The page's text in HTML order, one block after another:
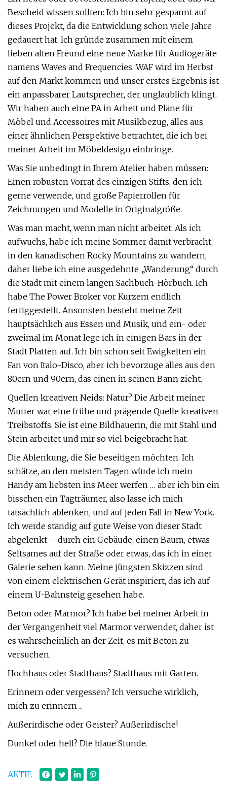
Bescheid wissen sollten: Ich bin sehr gespannt auf
dieses Projekt, da die Entwicklung schon viele Jahre
gedauert hat. Ich gründe zusammen mit einem
lieben alten Freund eine neue Marke für Audiogeräte
namens Waves and Frequencies. WAF wird im Herbst
auf den Markt kommen und unser erstes Ergebnis ist
ein anpassbarer Lautsprecher, der unglaublich klingt.
Wir haben auch eine PA in Arbeit und Pläne für
Möbel und Accessoires mit Musikbezug, alles aus
einer ähnlichen Perspektive betrachtet, die ich bei
meiner Arbeit im Möbeldesign einbringe.
Was Sie unbedingt in Ihrem Atelier haben müssen:
Einen robusten Vorrat des einzigen Stifts, den ich
gerne verwende, und große Papierrollen für
Zeichnungen und Modelle in Originalgröße.
Was man macht, wenn man nicht arbeitet: Als ich
aufwuchs, habe ich meine Sommer damit verbracht,
in den kanadischen Rocky Mountains zu wandern,
daher liebe ich eine ausgedehnte „Wanderung“ durch
die Stadt mit einem langen Sachbuch-Hörbuch. Ich
habe The Power Broker vor Kurzem endlich
fertiggestellt. Ansonsten besteht meine Zeit
hauptsächlich aus Essen und Musik, und ein- oder
zweimal im Monat lege ich in einigen Bars in der
Stadt Platten auf. Ich bin schon seit Ewigkeiten ein
Fan von Italo-Disco, aber ich bevorzuge alles aus den
80ern und 90ern, das einen in seinen Bann zieht.
Quellen kreativen Neids: Natur? Die Arbeit meiner
Mutter war eine frühe und prägende Quelle kreativen
Treibstoffs. Sie ist eine Bildhauerin, die mit Stahl und
Stein arbeitet und mir so viel beigebracht hat.
Die Ablenkung, die Sie beseitigen möchten: Ich
schätze, an den meisten Tagen würde ich mein
Handy am liebsten ins Meer werfen … aber ich bin ein
bisschen ein Tagträumer, also lasse ich mich
tatsächlich ablenken, und auf jeden Fall in New York.
Ich werde ständig auf gute Weise von dieser Stadt
abgelenkt – durch ein Gebäude, einen Baum, etwas
Seltsames auf der Straße oder etwas, das ich in einer
Galerie sehen kann. Meine jüngsten Skizzen sind
von einem elektrischen Gerät inspiriert, das ich auf
einem U-Bahnsteig gesehen habe.
Beton oder Marmor? Ich habe bei meiner Arbeit in
der Vergangenheit viel Marmor verwendet, daher ist
es wahrscheinlich an der Zeit, es mit Beton zu
versuchen.
Hochhaus oder Stadthaus? Stadthaus mit Garten.
Erinnern oder vergessen? Ich versuche wirklich,
mich zu erinnern ...
Außerirdische oder Geister? Außerirdische!
Dunkel oder hell? Die blaue Stunde.
AKTIE